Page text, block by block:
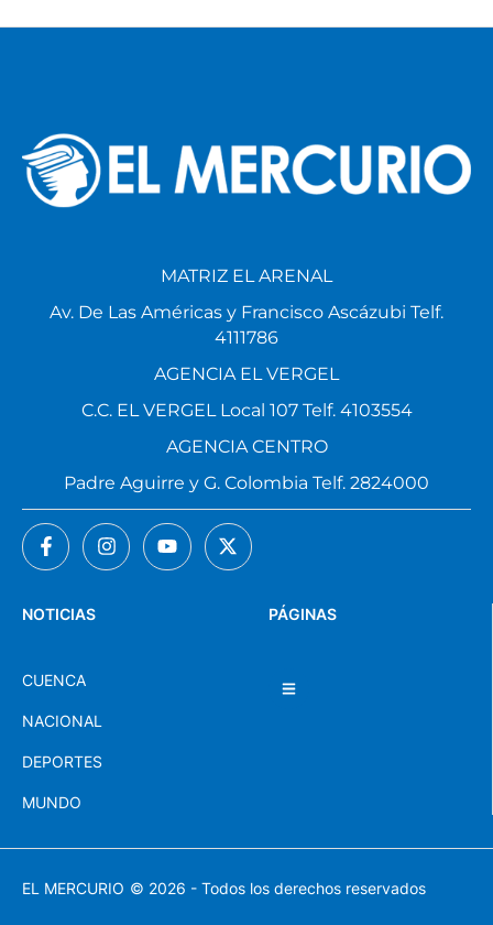
PÁGINAS
NOTICIAS
CUENCA
NACIONAL
DEPORTES
MUNDO
MATRIZ EL ARENAL
Av. De Las Américas y Francisco Ascázubi Telf.
4111786
AGENCIA EL VERGEL
C.C. EL VERGEL Local 107 Telf. 4103554
AGENCIA CENTRO
Padre Aguirre y G. Colombia Telf. 2824000
EL MERCURIO © 2026 - Todos los derechos reservados